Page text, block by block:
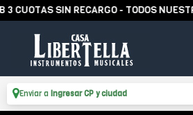
SIN RECARGO - TODOS NUESTROS
Enviar a Ingresar CP y ciudad